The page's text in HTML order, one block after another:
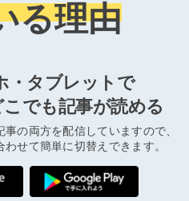
る理由
・タブレットで
でも記事が読める
の両方を配信していますので、
せて簡単に切替えできます。